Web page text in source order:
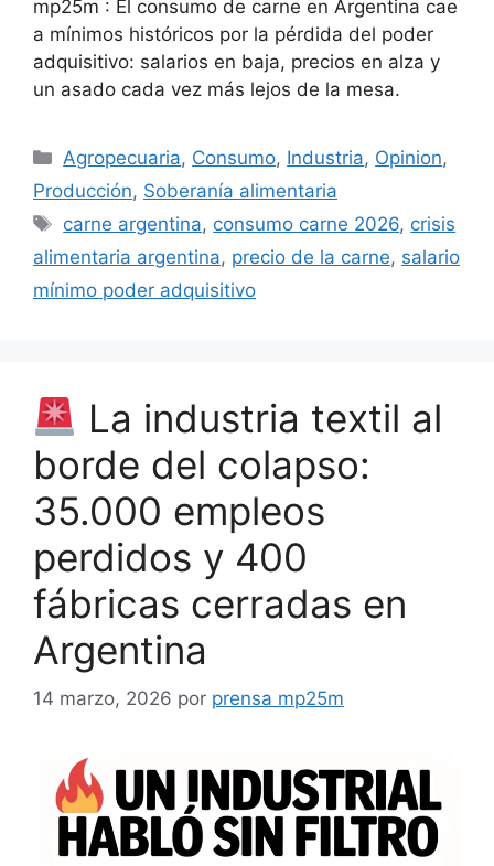
mp25m : El consumo de carne en Argentina cae
a mínimos históricos por la pérdida del poder
adquisitivo: salarios en baja, precios en alza y
un asado cada vez más lejos de la mesa.
Agropecuaria, Consumo, Industria, Opinion,
Producción, Soberanía alimentaria
carne argentina, consumo carne 2026, crisis
alimentaria argentina, precio de la carne, salario
mínimo poder adquisitivo
La industria textil al
borde del colapso:
35.000 empleos
perdidos y 400
fábricas cerradas en
Argentina
14 marzo, 2026 por prensa mp25m